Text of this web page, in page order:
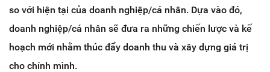
so với hiện tại của doanh nghiệp/cá nhân. Dựa vào đó,
doanh nghiệp/cá nhân sẽ đưa ra những chiến lược và kế
hoạch mới nhằm thúc đẩy doanh thu và xây dựng giá trị
cho chính mình.